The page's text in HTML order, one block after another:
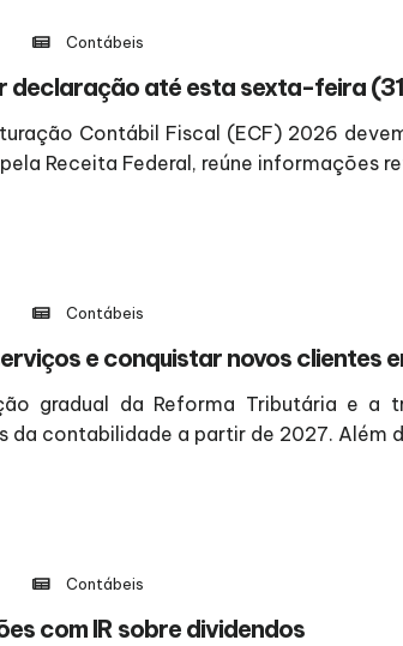
Contábeis
declaração até esta sexta-feira
Contábil Fiscal (ECF) 2026
Receita Federal, reúne informações
Contábeis
e conquistar novos clientes
gradual da Reforma Tributária e a
da contabilidade a partir de 2027. Além
Contábeis
com IR sobre dividendos